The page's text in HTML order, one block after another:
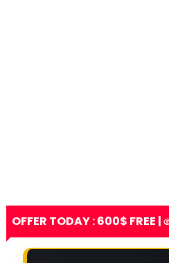
OFFER TODAY : 600$ FREE